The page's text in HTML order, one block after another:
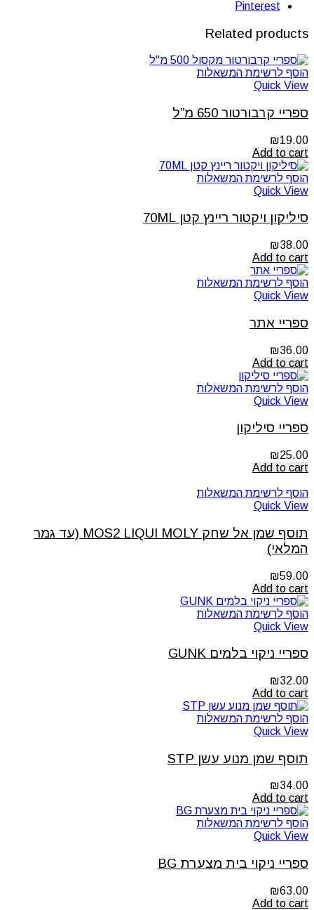
Pinterest
Related products
הוסף לרשימת המשאלות
Quick View
ספריי קרבורטור 650 מ”ל
₪19.00
Add to cart
הוסף לרשימת המשאלות
Quick View
סיליקון ויקטור ריינץ קטן 70ML
₪38.00
Add to cart
הוסף לרשימת המשאלות
Quick View
ספריי אתר
₪36.00
Add to cart
הוסף לרשימת המשאלות
Quick View
ספריי סיליקון
₪25.00
Add to cart
הוסף לרשימת המשאלות
Quick View
תוסף שמן אל שחק MOS2 LIQUI MOLY (עד גמר
המלאי)
₪59.00
Add to cart
הוסף לרשימת המשאלות
Quick View
ספריי ניקוי בלמים GUNK
₪32.00
Add to cart
הוסף לרשימת המשאלות
Quick View
תוסף שמן מנוע עשן STP
₪34.00
Add to cart
הוסף לרשימת המשאלות
Quick View
ספריי ניקוי בית מצערת BG
₪63.00
Add to cart